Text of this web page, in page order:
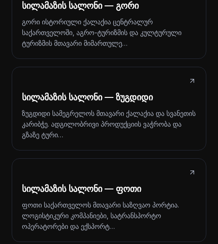
სილამაზის სალონი — გორი
გორი ისტორიული ქალაქია ცენტრალურ
საქართველოში, აგრო-ტურიზმის და კულტურული
ტურიზმის მთავარი მიმართულე…
სილამაზის სალონი — ზუგდიდი
ზუგდიდი სამეგრელოს მთავარი ქალაქია და სვანეთის
კარიბჭე. ადგილობრივი პროდუქციის ვაჭრობა და
გზაზე ტური…
სილამაზის სალონი — ფოთი
ფოთი საქართველოს მთავარი საზღვაო პორტია.
ლოგისტიკური კომპანიები, სატრანსპორტო
ოპერატორები და ექსპორტ…